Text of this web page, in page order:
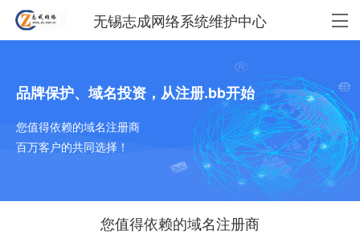
无锡志成网络系统维护中心
品牌保护、域名投资，从注册.bb开始
您值得依赖的域名注册商
百万客户的共同选择！
您值得依赖的域名注册商